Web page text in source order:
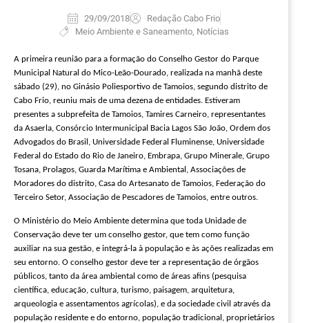
29/09/2018
Redação Cabo Frio
Meio Ambiente e Saneamento Notícias
A primeira reunião para a formação do Conselho Gestor do Parque
Municipal Natural do Mico-Leão-Dourado, realizada na manhã deste
sábado (29), no Ginásio Poliesportivo de Tamoios, segundo distrito de
Cabo Frio, reuniu mais de uma dezena de entidades. Estiveram
presentes a subprefeita de Tamoios, Tamires Carneiro, representantes
da Asaerla, Consórcio Intermunicipal Bacia Lagos São João, Ordem dos
Advogados do Brasil, Universidade Federal Fluminense, Universidade
Federal do Estado do Rio de Janeiro, Embrapa, Grupo Minerale, Grupo
Tosana, Prolagos, Guarda Marítima e Ambiental, Associações de
Moradores do distrito, Casa do Artesanato de Tamoios, Federação do
Terceiro Setor, Associação de Pescadores de Tamoios, entre outros.
O Ministério do Meio Ambiente determina que toda Unidade de
Conservação deve ter um conselho gestor, que tem como função
auxiliar na sua gestão, e integrá-la à população e às ações realizadas em
seu entorno. O conselho gestor deve ter a representação de órgãos
públicos, tanto da área ambiental como de áreas afins (pesquisa
científica, educação, cultura, turismo, paisagem, arquitetura,
arqueologia e assentamentos agrícolas), e da sociedade civil através da
população residente e do entorno, população tradicional, proprietários